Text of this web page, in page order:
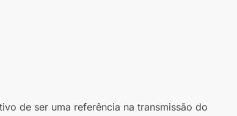
de ser uma referência na transmissão do